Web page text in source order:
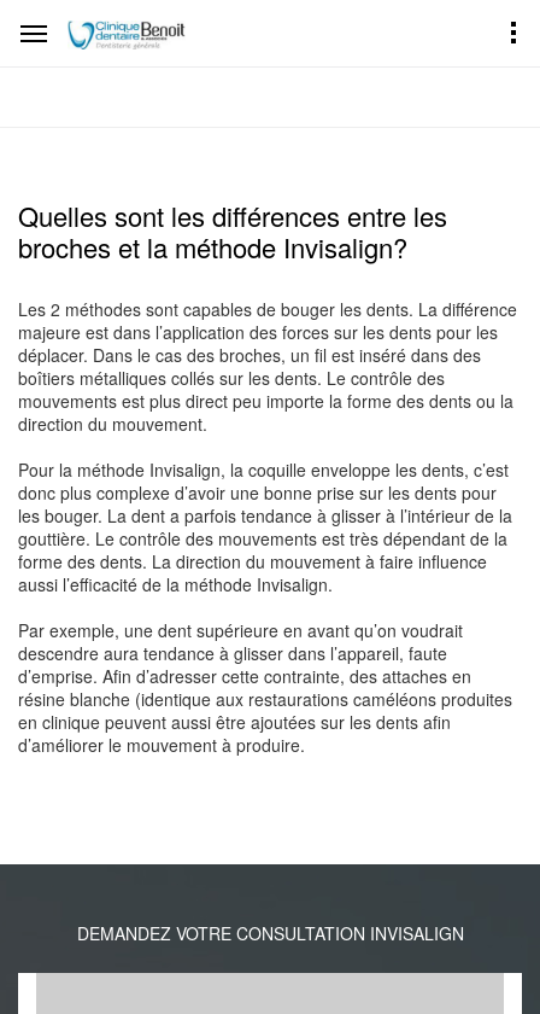
Quelles sont les différences entre les
broches et la méthode Invisalign?
Les 2 méthodes sont capables de bouger les dents. La différence
majeure est dans l’application des forces sur les dents pour les
déplacer. Dans le cas des broches, un fil est inséré dans des
boîtiers métalliques collés sur les dents. Le contrôle des
mouvements est plus direct peu importe la forme des dents ou la
direction du mouvement.
Pour la méthode Invisalign, la coquille enveloppe les dents, c’est
donc plus complexe d’avoir une bonne prise sur les dents pour
les bouger. La dent a parfois tendance à glisser à l’intérieur de la
gouttière. Le contrôle des mouvements est très dépendant de la
forme des dents. La direction du mouvement à faire influence
aussi l’efficacité de la méthode Invisalign.
Par exemple, une dent supérieure en avant qu’on voudrait
descendre aura tendance à glisser dans l’appareil, faute
d’emprise. Afin d’adresser cette contrainte, des attaches en
résine blanche (identique aux restaurations caméléons produites
en clinique peuvent aussi être ajoutées sur les dents afin
d’améliorer le mouvement à produire.
DEMANDEZ VOTRE CONSULTATION INVISALIGN